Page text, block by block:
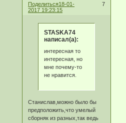
Поделиться 7
18-01-
2017 19:23:15
STASKA74
написал(а):
интересная то
интересная, но
мне почему-то
не нравится.
Станислав,можно было бы
предположить,что умелый
сборняк из разных,так ведь